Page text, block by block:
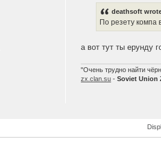
deathsoft
По резету компа
а вот тут ты ерунду
"Очень трудно найти
zx.clan.su -Soviet Union